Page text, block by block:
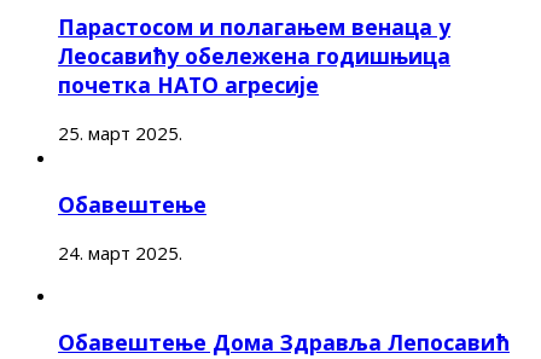
Парастосом и полагањем венаца у
Леосавићу обележена годишњица
почетка НАТО агресије
25. март 2025.
Обавештење
24. март 2025.
Обавештење Дома Здравља Лепосавић